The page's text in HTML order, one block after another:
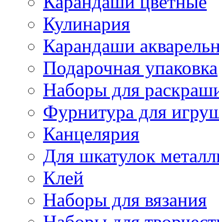
Кулинария
Карандаши
Подарочная упаковка
Наборы для
Фурнитура для
Канцелярия
Для шкатулок
Клей
Наборы для вязания